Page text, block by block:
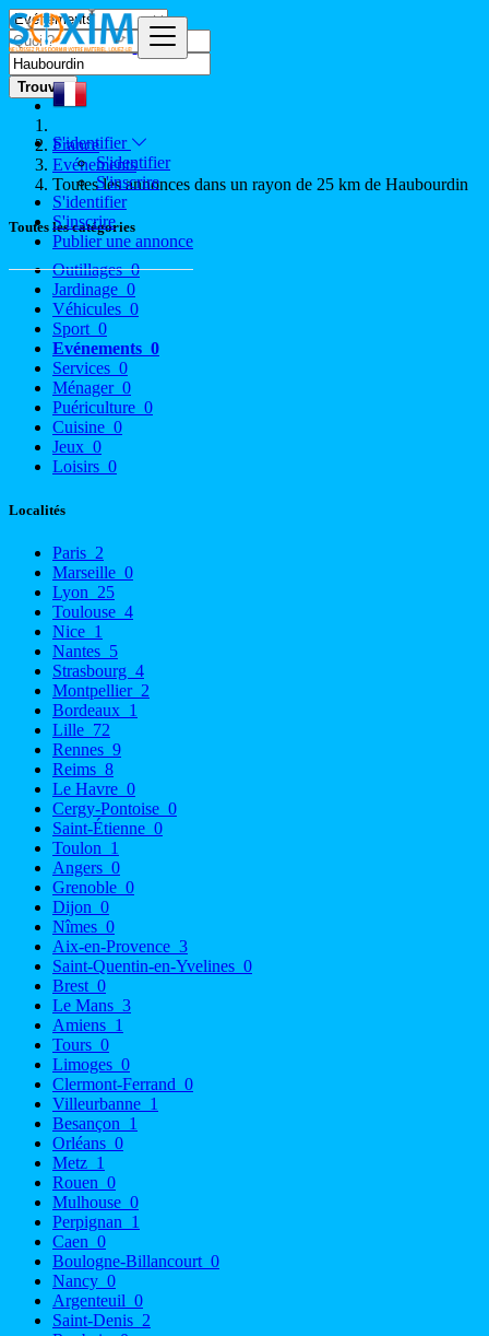
S'identifier
S'identifier
S'inscrire
S'identifier
S'inscrire
Publier une annonce
Trouver
France
Evénements
Toutes les annonces dans un rayon de 25 km de Haubourdin
Toutes les catégories
Outillages0
Jardinage 0
Véhicules 0
Sport 0
Evénements 0
Services 0
Ménager 0
Puériculture 0
Cuisine 0
Jeux 0
Loisirs 0
Localités
Paris 2
Marseille 0
Lyon 25
Toulouse 4
Nice 1
Nantes 5
Strasbourg 4
Montpellier 2
Bordeaux 1
Lille 72
Rennes 9
Reims 8
Le Havre 0
Cergy-Pontoise 0
Saint-Étienne 0
Toulon 1
Angers 0
Grenoble 0
Dijon 0
Nîmes 0
Aix-en-Provence 3
Saint-Quentin-en-Yvelines 0
Brest 0
Le Mans 3
Amiens 1
Tours 0
Limoges 0
Clermont-Ferrand 0
Villeurbanne 1
Besançon 1
Orléans 0
Metz 1
Rouen 0
Mulhouse 0
Perpignan 1
Caen 0
Boulogne-Billancourt 0
Nancy 0
Argenteuil 0
Saint-Denis 2